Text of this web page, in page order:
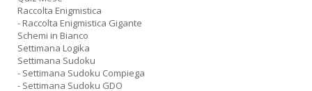
Raccolta Enigmistica
- Raccolta Enigmistica Gigante
Schemi in Bianco
Settimana Logika
Settimana Sudoku
- Settimana Sudoku Compiega
- Settimana Sudoku GDO